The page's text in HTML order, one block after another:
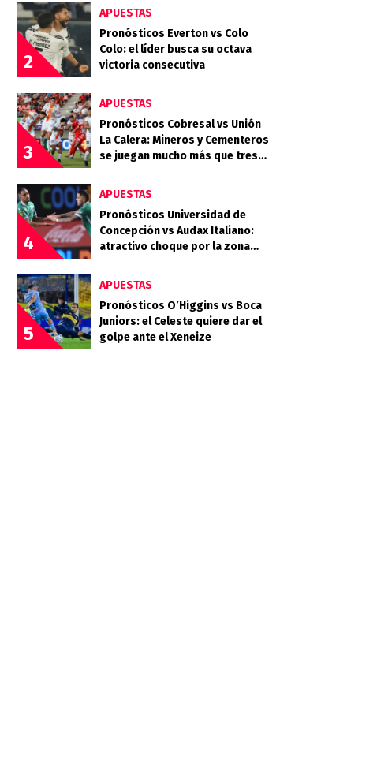
2
APUESTAS
Pronósticos Everton vs Colo
Colo: el líder busca su octava
victoria consecutiva
3
APUESTAS
Pronósticos Cobresal vs Unión
La Calera: Mineros y Cementeros
se juegan mucho más que tres
4
APUESTAS
Pronósticos Universidad de
Concepción vs Audax Italiano:
atractivo choque por la zona
5
APUESTAS
Pronósticos O’Higgins vs Boca
Juniors: el Celeste quiere dar el
golpe ante el Xeneize